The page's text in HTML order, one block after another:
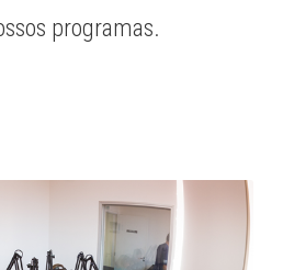
programas.